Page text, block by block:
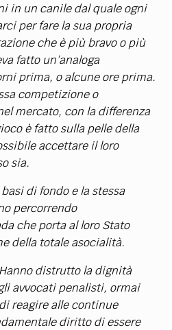
in un canile dal quale ogni
per fare la sua propria
che è più bravo o più
fatto un’analoga
prima, o alcune ore prima.
competizione o
mercato, con la differenza
è fatto sulla pelle della
accettare il loro
sia.
di fondo e la stessa
percorrendo
che porta al loro Stato
della totale asocialità.
distrutto la dignità
avvocati penalisti, ormai
reagire alle continue
diritto di essere